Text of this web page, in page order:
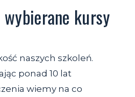
wybierane kursy
naszych szkoleń.
ponad 10 lat
wiemy na co